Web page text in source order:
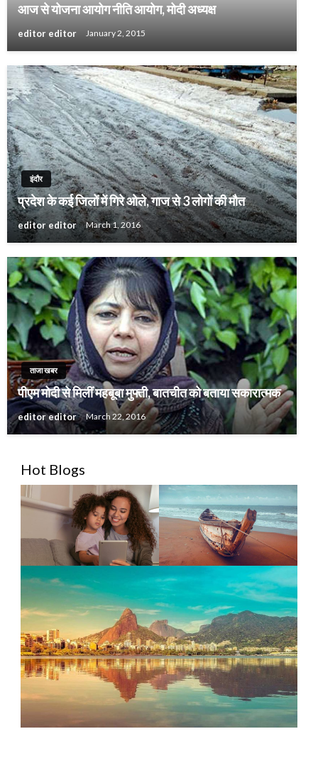
आज से योजना आयोग नीति आयोग, मोदी अध्यक्ष
editor editor January 2, 2015
इंदौर
प्रदेश के कई जिलों में गिरे ओले, गाज से 3 लोगों की मौत
editor editor March 1, 2016
ताजा खबर
पीएम मोदी से मिलीं महबूबा मुफ्ती, बातचीत को बताया सकारात्मक
editor editor March 22, 2016
Hot Blogs